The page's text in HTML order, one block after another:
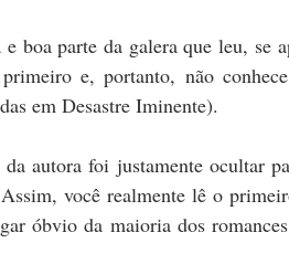
boa parte da galera que leu, se
e, portanto, não
em Desastre Iminente).
da autora foi justamente ocultar
você realmente lê o
óbvio da maioria dos